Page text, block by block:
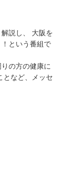
説し、 大阪を
という番組で
の方の健康に
となど、メッセ